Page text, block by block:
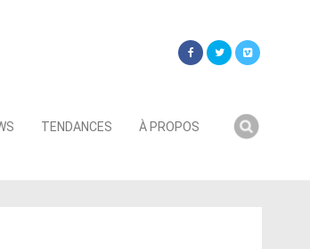
TENDANCES À PROPOS